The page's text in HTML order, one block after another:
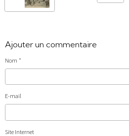
Ajouter un commentaire
Nom
E-mail
Site Internet